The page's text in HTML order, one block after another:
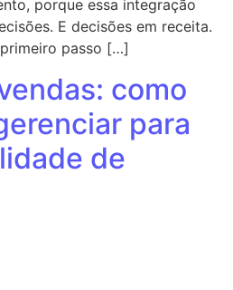
porque essa integração
E decisões em receita.
primeiro passo […]
como
para
de